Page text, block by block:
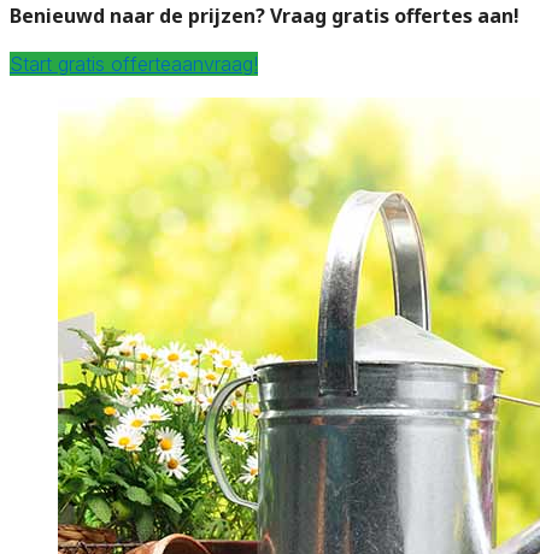
Benieuwd naar de prijzen? Vraag gratis offertes aan!
Start gratis offerteaanvraag!